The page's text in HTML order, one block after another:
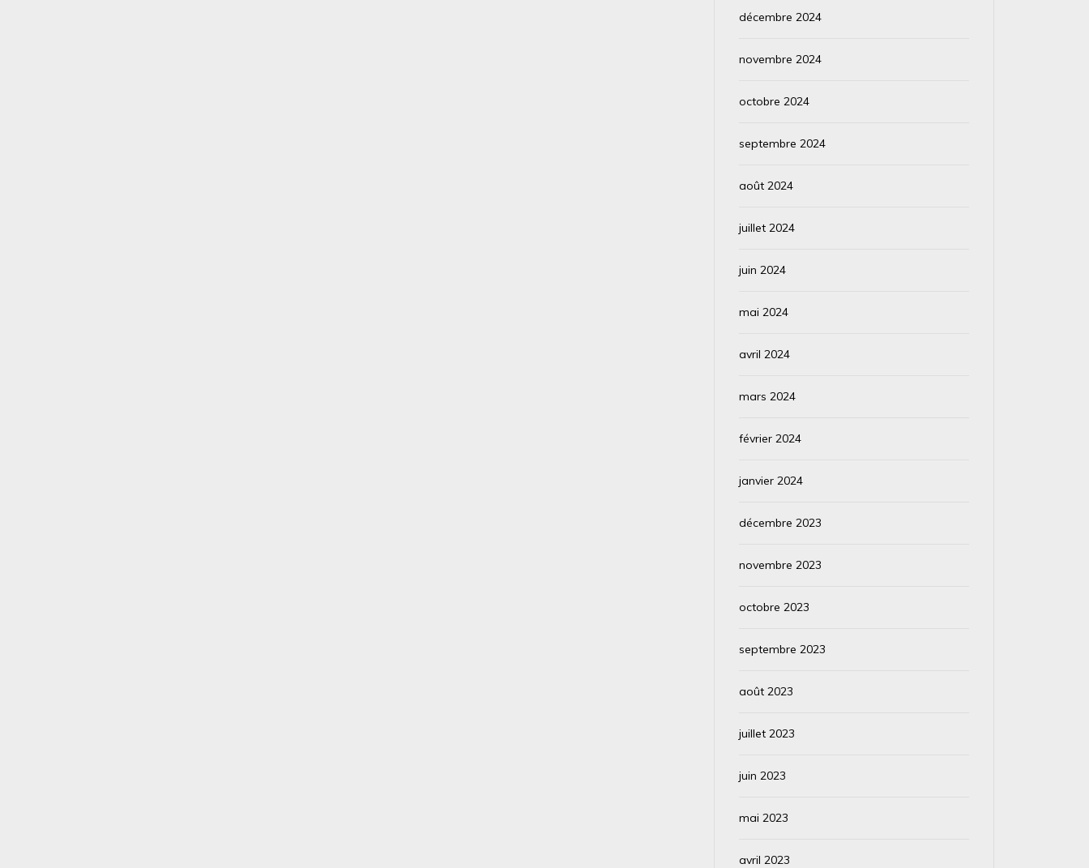
décembre 2024
novembre 2024
octobre 2024
septembre 2024
août 2024
juillet 2024
juin 2024
mai 2024
avril 2024
mars 2024
février 2024
janvier 2024
décembre 2023
novembre 2023
octobre 2023
septembre 2023
août 2023
juillet 2023
juin 2023
mai 2023
avril 2023